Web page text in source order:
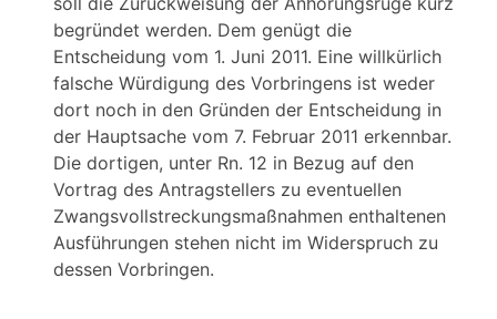
begründet werden. Dem genügt die
Entscheidung vom 1. Juni 2011. Eine willkürlich
falsche Würdigung des Vorbringens ist weder
dort noch in den Gründen der Entscheidung in
der Hauptsache vom 7. Februar 2011 erkennbar.
Die dortigen, unter Rn. 12 in Bezug auf den
Vortrag des Antragstellers zu eventuellen
Zwangsvollstreckungsmaßnahmen enthaltenen
Ausführungen stehen nicht im Widerspruch zu
dessen Vorbringen.